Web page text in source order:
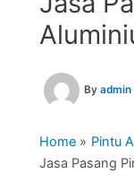
By admin
Home
Pintu
Jasa Pasang